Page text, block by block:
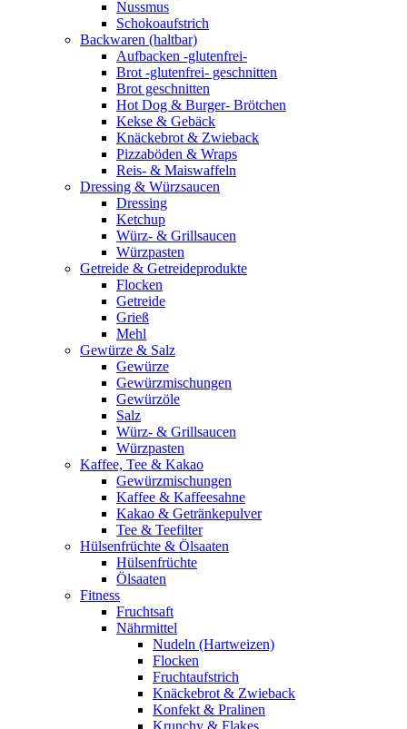
Nussmus
Schokoaufstrich
Backwaren (haltbar)
Aufbacken -glutenfrei-
Brot -glutenfrei- geschnitten
Brot geschnitten
Hot Dog & Burger- Brötchen
Kekse & Gebäck
Knäckebrot & Zwieback
Pizzaböden & Wraps
Reis- & Maiswaffeln
Dressing & Würzsaucen
Dressing
Ketchup
Würz- & Grillsaucen
Würzpasten
Getreide & Getreideprodukte
Flocken
Getreide
Grieß
Mehl
Gewürze & Salz
Gewürze
Gewürzmischungen
Gewürzöle
Salz
Würz- & Grillsaucen
Würzpasten
Kaffee, Tee & Kakao
Gewürzmischungen
Kaffee & Kaffeesahne
Kakao & Getränkepulver
Tee & Teefilter
Hülsenfrüchte & Ölsaaten
Hülsenfrüchte
Ölsaaten
Fitness
Fruchtsaft
Nährmittel
Nudeln (Hartweizen)
Flocken
Fruchtaufstrich
Knäckebrot & Zwieback
Konfekt & Pralinen
Krunchy & Flakes